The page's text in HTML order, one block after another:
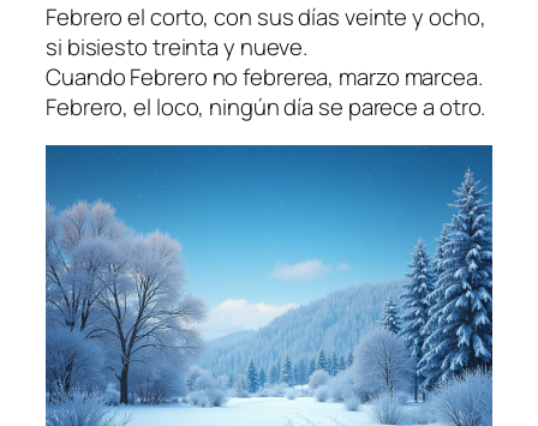
Febrero el corto, con sus días veinte y ocho,
si bisiesto treinta y nueve.
Cuando Febrero no febrerea, marzo marcea.
Febrero, el loco, ningún día se parece a otro.